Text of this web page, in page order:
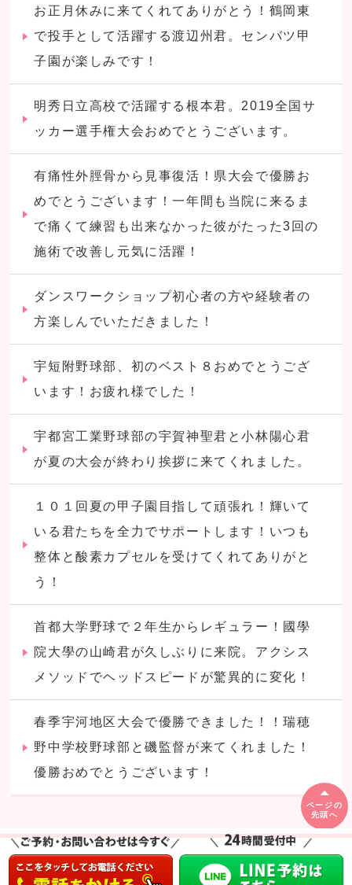
お正月休みに来てくれてありがとう！鶴岡東
で投手として活躍する渡辺州君。センバツ甲
子園が楽しみです！
明秀日立高校で活躍する根本君。2019全国サ
ッカー選手権大会おめでとうございます。
有痛性外脛骨から見事復活！県大会で優勝お
めでとうございます！一年間も当院に来るま
で痛くて練習も出来なかった彼がたった3回の
施術で改善し元気に活躍！
ダンスワークショップ初心者の方や経験者の
方楽しんでいただきました！
宇短附野球部、初のベスト８おめでとうござ
います！お疲れ様でした！
宇都宮工業野球部の宇賀神聖君と小林陽心君
が夏の大会が終わり挨拶に来てくれました。
１０１回夏の甲子園目指して頑張れ！輝いて
いる君たちを全力でサポートします！いつも
整体と酸素カプセルを受けてくれてありがと
う！
首都大学野球で２年生からレギュラー！國學
院大學の山崎君が久しぶりに来院。アクシス
メソッドでヘッドスピードが驚異的に変化！
春季宇河地区大会で優勝できました！！瑞穂
野中学校野球部と磯監督が来てくれました！
優勝おめでとうございます！
ページの
先頭へ